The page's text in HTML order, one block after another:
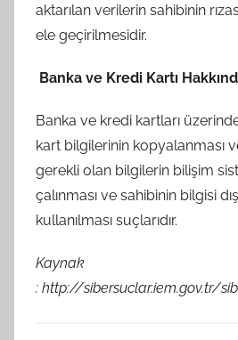
aktarılan verilerin sahibinin
ele geçirilmesidir.
Banka ve Kredi Kartı
Banka ve kredi kartları
kart bilgilerinin kopyalanması
gerekli olan bilgilerin bilişim
çalınması ve sahibinin bilgisi
kullanılması suçlarıdır.
Kaynak
: http://sibersuclar.iem.gov.tr/